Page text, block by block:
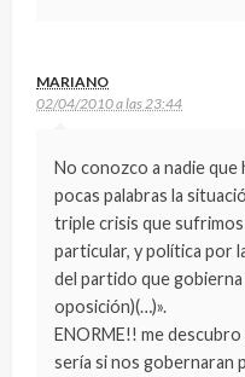
MARIANO
02/04/2010 a las 23:44
No conozco a nadie que
pocas palabras la
triple crisis que
particular, y política por
del partido que
oposición)(…)».
ENORME!! me
sería si nos gobernaran